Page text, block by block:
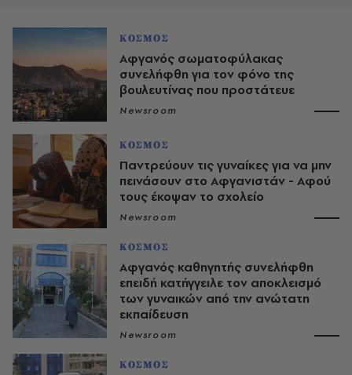
ΚΟΣΜΟΣ
Αφγανός σωματοφύλακας
συνελήφθη για τον φόνο της
βουλευτίνας που προστάτευε
Newsroom
ΚΟΣΜΟΣ
Παντρεύουν τις γυναίκες για να μην
πεινάσουν στο Αφγανιστάν - Αφού
τους έκοψαν το σχολείο
Newsroom
ΚΟΣΜΟΣ
Αφγανός καθηγητής συνελήφθη
επειδή κατήγγειλε τον αποκλεισμό
των γυναικών από την ανώτατη
εκπαίδευση
Newsroom
ΚΟΣΜΟΣ